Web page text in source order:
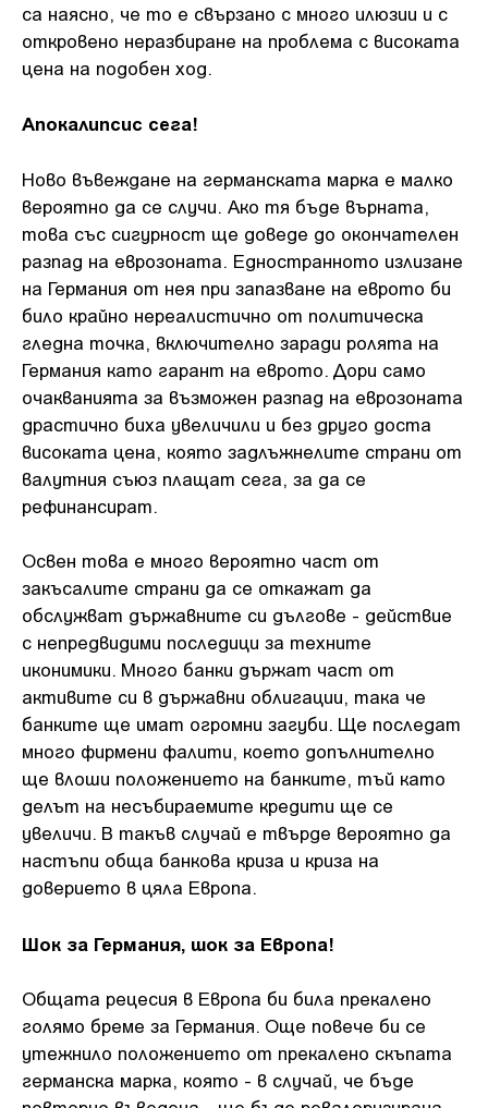
са наясно, че то е свързано с много илюзии и с
откровено неразбиране на проблема с високата
цена на подобен ход.
Апокалипсис сега!
Ново въвеждане на германската марка е малко
вероятно да се случи. Ако тя бъде върната,
това със сигурност ще доведе до окончателен
разпад на еврозоната. Едностранното излизане
на Германия от нея при запазване на еврото би
било крайно нереалистично от политическа
гледна точка, включително заради ролята на
Германия като гарант на еврото. Дори само
очакванията за възможен разпад на еврозоната
драстично биха увеличили и без друго доста
високата цена, която задлъжнелите страни от
валутния съюз плащат сега, за да се
рефинансират.
Освен това е много вероятно част от
закъсалите страни да се откажат да
обслужват държавните си дългове - действие
с непредвидими последици за техните
иконимики. Много банки държат част от
активите си в държавни облигации, така че
банките ще имат огромни загуби. Ще последат
много фирмени фалити, което допълнително
ще влоши положението на банките, тъй като
делът на несъбираемите кредити ще се
увеличи. В такъв случай е твърде вероятно да
настъпи обща банкова криза и криза на
доверието в цяла Европа.
Шок за Германия, шок за Европа!
Общата рецесия в Европа би била прекалено
голямо бреме за Германия. Още повече би се
утежнило положението от прекалено скъпата
германска марка, която - в случай, че бъде